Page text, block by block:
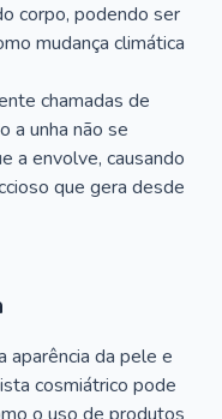
corpo, podendo ser
mudança climática
chamadas de
a unha não se
a envolve, causando
que gera desde
aparência da pele e
cosmiátrico pode